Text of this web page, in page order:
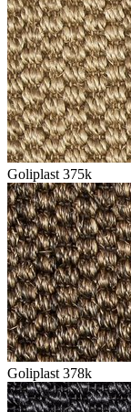
Goliplast 375k
Goliplast 378k